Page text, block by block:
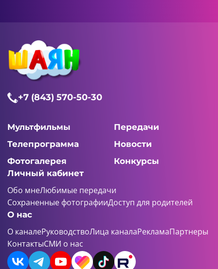
+7 (843) 570-50-30
Мультфильмы
Передачи
Телепрограмма
Новости
Фотогалерея
Конкурсы
Личный кабинет
Обо мнеЛюбимые передачи
Сохраненные фотографииДоступ для родителей
О нас
О каналеРуководствоЛица каналаРекламаПартнеры
КонтактыСМИ о нас